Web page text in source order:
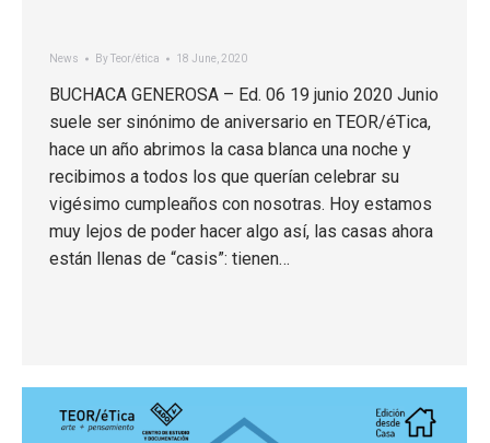
News ByTeor/ética 18 June, 2020
BUCHACA GENEROSA – Ed. 06 19 junio 2020 Junio
suele ser sinónimo de aniversario en TEOR/éTica,
hace un año abrimos la casa blanca una noche y
recibimos a todos los que querían celebrar su
vigésimo cumpleaños con nosotras. Hoy estamos
muy lejos de poder hacer algo así, las casas ahora
están llenas de “casis”: tienen…